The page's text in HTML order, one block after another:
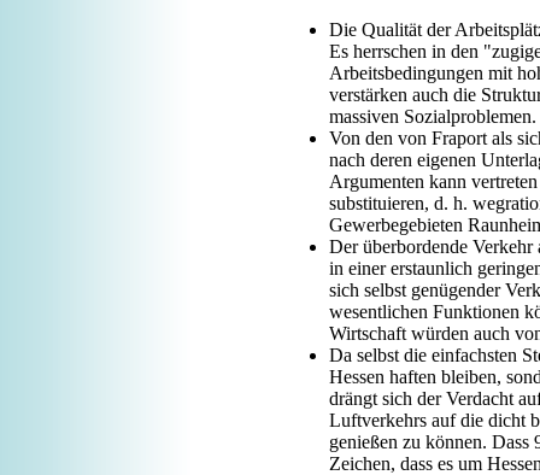
Die Qualität der
Es herrschen in den
Arbeitsbedingungen mit
verstärken auch die
massiven Sozialproblemen.
Von den von Fraport als
nach deren eigenen
Argumenten kann
substituieren, d. h.
Gewerbegebieten
Der überbordende Verkehr
in einer erstaunlich
sich selbst genügender
wesentlichen Funktionen
Wirtschaft würden auch
Da selbst die einfachsten
Hessen haften bleiben,
drängt sich der Verdacht
Luftverkehrs auf die dicht
genießen zu können. Dass
Zeichen, dass es um